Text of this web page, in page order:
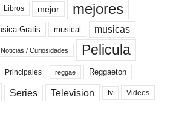
Libros mejor mejores
Gratis musical musicas
Noticias / Curiosidades Pelicula
Principales reggae Reggaeton
Series Television tv Videos